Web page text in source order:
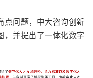
点问题，中大咨询创新
，并提出了一体化数字